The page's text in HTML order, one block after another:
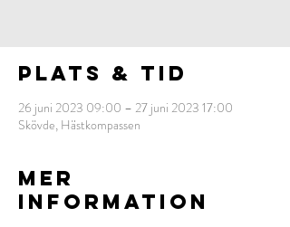
Plats & Tid
26 juni 2023 09:00 – 27 juni 2023 17:00
Skövde, Hästkompassen
MER
INFORMATION